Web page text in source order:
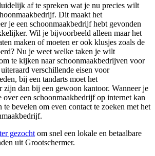
af te spreken wat je nu precies wilt
Dit maakt het
je een schoonmaakbedrijf hebt gevonden
Wil je bijvoorbeeld alleen maar het
maken of moeten er ook klusjes zoals de
Nu je weet welke taken je wilt
te kijken naar schoonmaakbedrijven voor
verschillende eisen voor
bij een tandarts moet het
zijn dan bij een gewoon kantoor. Wanneer je
over een schoonmaakbedrijf op internet kan
bevelen om even contact te zoeken met het
gezocht om snel een lokale en betaalbare
uit Grootschermer.